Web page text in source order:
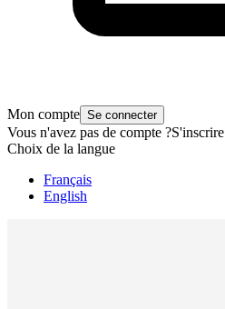
Mon compte Se connecter
Vous n'avez pas de compte ?S'inscrire
Choix de la langue
Français
English